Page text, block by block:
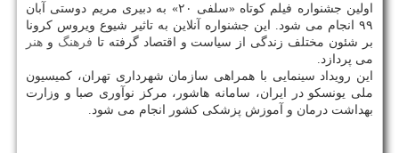
اولین جشنواره فیلم کوتاه «سلفی ۲۰» به دبیری مریم دوستی آبان
۹۹ انجام می شود. این جشنواره آنلاین به تاثیر شیوع ویروس کرونا
بر شئون مختلف زندگی از سیاست و اقتصاد گرفته تا فرهنگ و هنر
می پردازد.
این رویداد سینمایی با همراهی سازمان شهرداری تهران، کمیسیون
ملی یونسکو در ایران، سامانه هاشور، مرکز نوآوری صبا و وزارت
بهداشت درمان و آموزش پزشکی کشور انجام می شود.